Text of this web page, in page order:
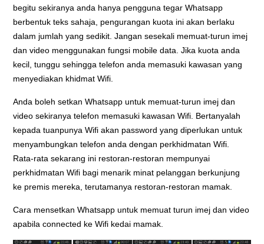
begitu sekiranya anda hanya pengguna tegar Whatsapp
berbentuk teks sahaja, pengurangan kuota ini akan berlaku
dalam jumlah yang sedikit. Jangan sesekali memuat-turun imej
dan video menggunakan fungsi mobile data. Jika kuota anda
kecil, tunggu sehingga telefon anda memasuki kawasan yang
menyediakan khidmat Wifi.
Anda boleh setkan Whatsapp untuk memuat-turun imej dan
video sekiranya telefon memasuki kawasan Wifi. Bertanyalah
kepada tuanpunya Wifi akan password yang diperlukan untuk
menyambungkan telefon anda dengan perkhidmatan Wifi.
Rata-rata sekarang ini restoran-restoran mempunyai
perkhidmatan Wifi bagi menarik minat pelanggan berkunjung
ke premis mereka, terutamanya restoran-restoran mamak.
Cara mensetkan Whatsapp untuk memuat turun imej dan video
apabila connected ke Wifi kedai mamak.